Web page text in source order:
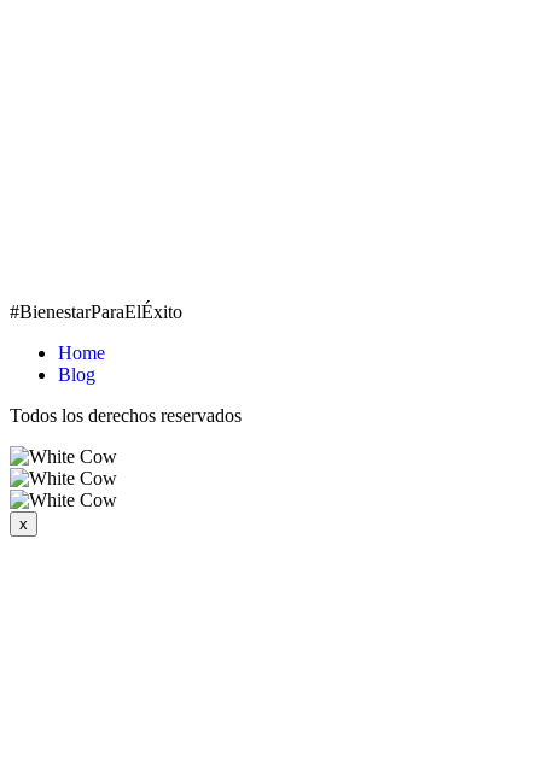
#BienestarParaElÉxito
Home
Blog
Todos los derechos reservados